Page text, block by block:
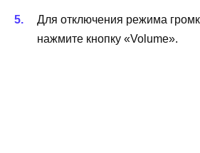
Для отключения режима
нажмите кнопку «Volume».